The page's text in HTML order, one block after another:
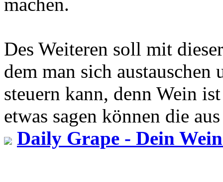
Des Weiteren soll mit
dem man sich austauschen
steuern kann, denn Wein
etwas sagen können die
Daily Grape - Dein